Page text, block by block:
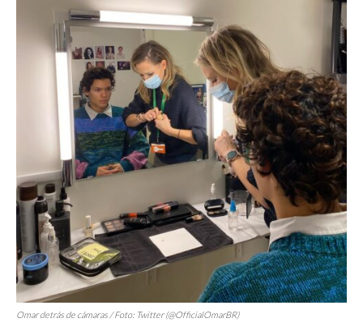
Omar detrás de cámaras / Foto: Twitter (@OfficialOmarBR)